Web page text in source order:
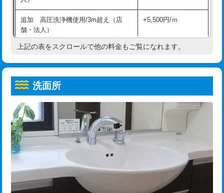
コンクリート斫り（厚さ10㎝超え）
モルタル補修（厚さ10㎝まで） 27,500円
モルタル補修（厚さ10㎝超え） 38,500円
洗面台設置 38,500円
追加人工
廃棄・処分 現場見積
※給水管工事は20mmまでの価格です。
給水管工事※（ホール加工)
給水管工事※（バンド止め) 3,300円
給水管工事※（支持金具設置) 5,500円
給水管工事※（保温材使用（バンド止
め込み）)
5,500円
給水管工事※（土の掘削・埋め戻し作
業)
11,000円
給水管工事※（塩ビ管（VP・HI）使
用/3ｍまで)
33,000円
給水管工事※（塩ビ管（VP・HI）使
用（追加）/3ｍ超え)
給水管工事※（ライニング鋼管・銅
44,000円
追加 高圧洗浄機使用/3m超え（店
舗・法人）
+5,500円/ｍ
高度高圧洗浄換 現地調査
トーラー機使用/3mまで
追加トーラー機使用/3m超え +3,300円
カメラ調査 33,000円
桝清掃
止水・漏水調査・防水処理・清掃・修
理・調整・分解・加工など（軽作業）
11,000円
上記の表をスクロールで他の料金もご覧になれます。
洗面所